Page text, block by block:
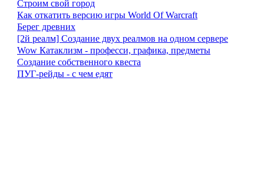
Строим свой город
Как откатить версию игры World Of Warcraft
Берег древних
[2й реалм] Создание двух реалмов на одном сервере
Wow Катаклизм - професси, графика, предметы
Создание собственного квеста
ПУГ-рейды - с чем едят